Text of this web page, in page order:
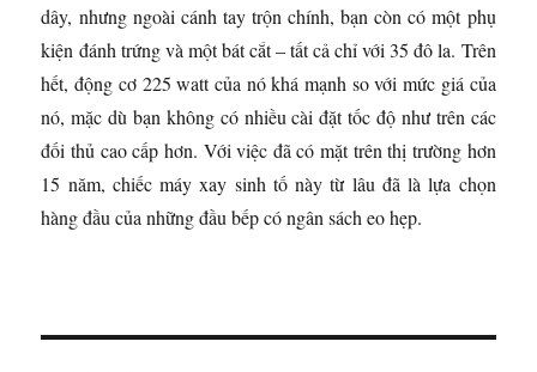
dây, nhưng ngoài cánh tay trộn chính, bạn còn có một phụ
kiện đánh trứng và một bát cắt – tất cả chỉ với 35 đô la. Trên
hết, động cơ 225 watt của nó khá mạnh so với mức giá của
nó, mặc dù bạn không có nhiều cài đặt tốc độ như trên các
đối thủ cao cấp hơn. Với việc đã có mặt trên thị trường hơn
15 năm, chiếc máy xay sinh tố này từ lâu đã là lựa chọn
hàng đầu của những đầu bếp có ngân sách eo hẹp.